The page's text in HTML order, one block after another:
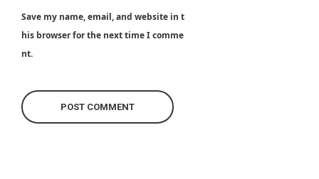
Save my name, email, and website in t
his browser for the next time I comme
nt.